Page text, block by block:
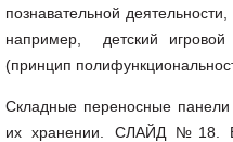
познавательной
например, детский
(принцип
Складные переносные панели
их хранении. СЛАЙД №18.